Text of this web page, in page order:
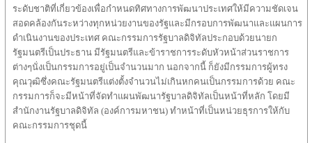
ระดับชาติที่เกี่ยวข้องเพื่อกำหนดทิศทางการพัฒนาประเทศให้มีความชัดเจน
สอดคล้องกันระหว่างทุกหน่วยงานของรัฐและมีกรอบการพัฒนาและแผนการ
ดำเนินงานของประเทศ คณะกรรมการรัฐบาลดิจิทัลประกอบด้วยนายก
รัฐมนตรีเป็นประธาน มีรัฐมนตรีและข้าราชการระดับหัวหน้าส่วนราชการ
ต่างๆนั่งเป็นกรรมการอยู่เป็นจำนวนมาก นอกจากนี้ ก็ยังมีกรรมการผู้ทรง
คุณวุฒิซึ่งคณะรัฐมนตรีแต่งตั้งจำนวนไม่เกินหกคนเป็นกรรมการด้วย คณะ
กรรมการก็จะมีหน้าที่จัดทำแผนพัฒนารัฐบาลดิจิทัลเป็นหน้าที่หลัก โดยมี
สำนักงานรัฐบาลดิจิทัล (องค์การมหาชน) ทำหน้าที่เป็นหน่วยธุรการให้กับ
คณะกรรมการชุดนี้